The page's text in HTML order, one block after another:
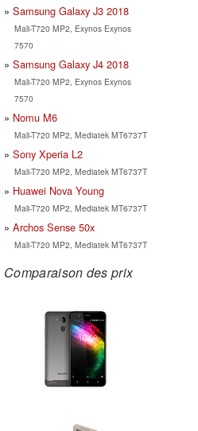
Samsung Galaxy J3 2018
Mali-T720 MP2, Exynos Exynos
7570
Samsung Galaxy J4 2018
Mali-T720 MP2, Exynos Exynos
7570
Nomu M6
Mali-T720 MP2, Mediatek MT6737T
Sony Xperia L2
Mali-T720 MP2, Mediatek MT6737T
Huawei Nova Young
Mali-T720 MP2, Mediatek MT6737T
Archos Sense 50x
Mali-T720 MP2, Mediatek MT6737T
Comparaison des prix